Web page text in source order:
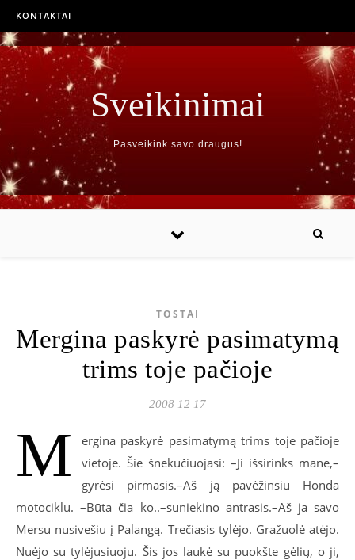
KONTAKTAI
Sveikinimai
Pasveikink savo draugus!
TOSTAI
Mergina paskyrė pasimatymą
trims toje pačioje
2008 12 17
M
ergina paskyrė pasimatymą trims toje pačioje
vietoje. Šie šnekučiuojasi: –Ji išsirinks mane,–
gyrėsi pirmasis.–Aš ją pavėžinsiu Honda
motociklu. –Būta čia ko..–suniekino antrasis.–Aš ja savo
Mersu nusivešiu į Palangą. Trečiasis tylėjo. Gražuolė atėjo.
Nuėjo su tylėjusiuoju. Šis jos laukė su puokšte gėlių, o ji,